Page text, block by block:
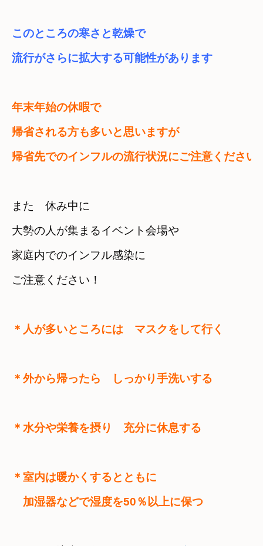
このところの寒さと乾燥で
流行がさらに拡大する可能性があります
年末年始の休暇で
帰省される方も多いと思いますが
帰省先でのインフルの流行状況にご注意ください
また　休み中に
大勢の人が集まるイベント会場や
家庭内でのインフル感染に
ご注意ください！
＊人が多いところには　マスクをして行く
＊外から帰ったら　しっかり手洗いする
＊水分や栄養を摂り　充分に休息する
＊室内は暖かくするとともに
加湿器などで湿度を50％以上に保つ